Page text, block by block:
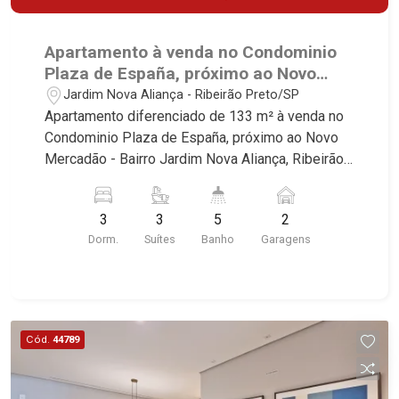
Apartamento à venda no Condominio
Plaza de España, próximo ao Novo
Mercadão - Ribeirão Preto/SP.
Jardim Nova Aliança - Ribeirão Preto/SP
Apartamento diferenciado de 133 m² à venda no
Condominio Plaza de España, próximo ao Novo
Mercadão - Bairro Jardim Nova Aliança, Ribeirão
imóvel que a Martinelli Imobiliária selecionou
para você: - 143m² de area util - 03 suites - Sala
02 ambientes com Open View - Lavabo - Cozinha
dormitórios, sala e sacada gourmet - Area de
Serviço - Banheiro de Serviço - Varanda Gourmet
com Churrasqueira à gás - 02 Vagas - Fino
acabamento - Alto Padrão Martinelli Imobiliária,
3
Dorm.
3
Suítes
5
Banho
2
Garagens
Cód. 44789